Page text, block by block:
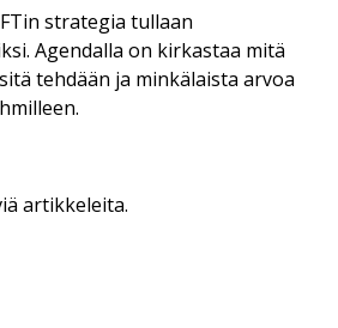
strategia tullaan
Agendalla on kirkastaa mitä
tehdään ja minkälaista arvoa
artikkeleita.